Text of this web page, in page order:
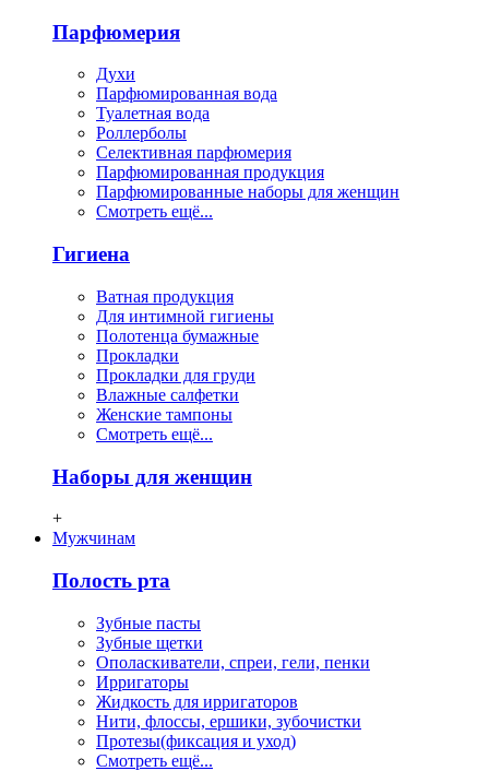
Парфюмерия
Духи
Парфюмированная вода
Туалетная вода
Роллерболы
Селективная парфюмерия
Парфюмированная продукция
Парфюмированные наборы для женщин
Смотреть ещё...
Гигиена
Ватная продукция
Для интимной гигиены
Полотенца бумажные
Прокладки
Прокладки для груди
Влажные салфетки
Женские тампоны
Смотреть ещё...
Наборы для женщин
+
Мужчинам
Полость рта
Зубные пасты
Зубные щетки
Ополаскиватели, спреи, гели, пенки
Ирригаторы
Жидкость для ирригаторов
Нити, флосcы, ершики, зубочистки
Протезы(фиксация и уход)
Смотреть ещё...